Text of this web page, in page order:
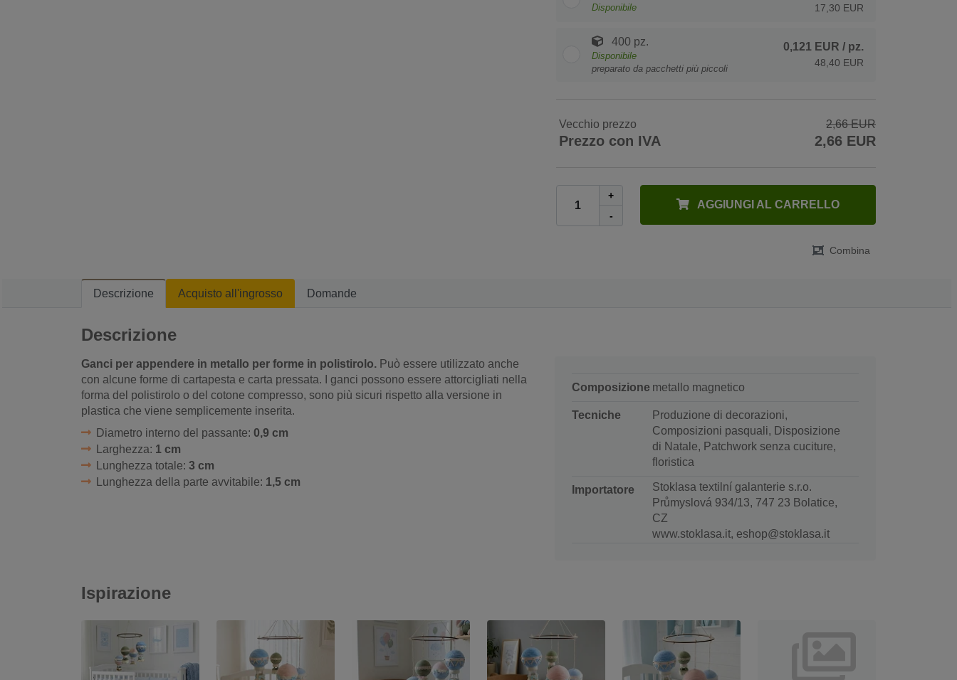
Disponibile 17,30 EUR
400 pz.
Disponibile
preparato da pacchetti più piccoli
0,121 EUR / pz.
48,40 EUR
Vecchio prezzo 2,66 EUR
Prezzo con IVA 2,66 EUR
+
-
AGGIUNGI AL CARRELLO
Combina
Descrizione Acquisto all'ingrosso Domande
Descrizione
Ganci per appendere in metallo per forme in polistirolo. Può essere utilizzato anche
con alcune forme di cartapesta e carta pressata. I ganci possono essere attorcigliati nella
forma del polistirolo o del cotone compresso, sono più sicuri rispetto alla versione in
plastica che viene semplicemente inserita.
Diametro interno del passante: 0,9 cm
Larghezza: 1 cm
Lunghezza totale: 3 cm
Lunghezza della parte avvitabile: 1,5 cm
Composizione metallo magnetico
Tecniche
Produzione di decorazioni,
Composizioni pasquali, Disposizione
di Natale, Patchwork senza cuciture,
floristica
Importatore
Stoklasa textilní galanterie s.r.o.
Průmyslová 934/13, 747 23 Bolatice,
CZ
www.stoklasa.it, eshop@stoklasa.it
Ispirazione